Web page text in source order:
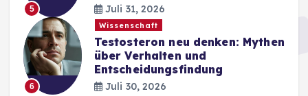
5 Juli 31, 2026
6
Wissenschaft
Testosteron neu denken: Mythen
über Verhalten und
Entscheidungsfindung
Juli 30, 2026